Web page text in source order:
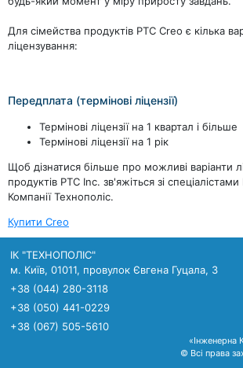
Для сімейства продуктів PTC Creo є кілька
ліцензування:
Передплата (термінові ліцензії)
Термінові ліцензії на 1 квартал і більше
Термінові ліцензії на 1 рік
Щоб дізнатися більше про можливі варіанти
продуктів PTC Inc. зв'яжіться зі
Компанії Технополіс.
Купити Creo
ІК "ТЕХНОПОЛІС"
м. Київ, 01011, провулок Євгена Гуцала, 3
+38 (044) 280-3118
+38 (050) 441-0229
+38 (067) 505-5610
«Інженерна
© Всі права